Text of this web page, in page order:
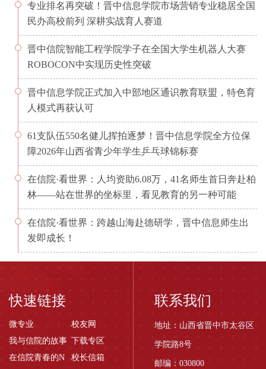
专业排名再突破！晋中信息学院市场营销专业稳居全国
民办高校前列 深耕实战育人赛道
晋中信院智能工程学院学子在全国大学生机器人大赛
ROBOCON中实现历史性突破
晋中信息学院正式加入中部地区通识教育联盟，特色育
人模式再获认可
61支队伍550名健儿挥拍逐梦！晋中信息学院全方位保
障2026年山西省青少年学生乒乓球锦标赛
在信院·看世界：人均资助6.08万，41名师生首日奔赴柏
林——站在世界的坐标里，看见教育的另一种可能
在信院·看世界：跨越山海赴德研学，晋中信息师生出
发即成长！
快速链接
微专业
校友网
我与信院的故事 下载专区
在信院青春的N
校长信箱
联系我们
地址：山西省晋中市太谷区
学院路8号
邮编：030800